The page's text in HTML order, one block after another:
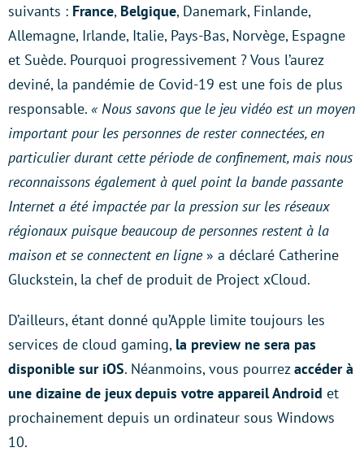
suivants : France, Belgique, Danemark, Finlande,
Allemagne, Irlande, Italie, Pays-Bas, Norvège, Espagne
et Suède. Pourquoi progressivement ? Vous l’aurez
deviné, la pandémie de Covid-19 est une fois de plus
responsable. « Nous savons que le jeu vidéo est un moyen
important pour les personnes de rester connectées, en
particulier durant cette période de confinement, mais nous
reconnaissons également à quel point la bande passante
Internet a été impactée par la pression sur les réseaux
régionaux puisque beaucoup de personnes restent à la
maison et se connectent en ligne» a déclaré Catherine
Gluckstein, la chef de produit de Project xCloud.
D’ailleurs, étant donné qu’Apple limite toujours les
services de cloud gaming, la preview ne sera pas
disponible sur iOS. Néanmoins, vous pourrezaccéder à
une dizaine de jeux depuis votre appareil Android et
prochainement depuis un ordinateur sous Windows
10.